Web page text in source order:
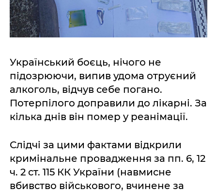
Український боєць, нічого не
підозрюючи, випив удома отруєний
алкоголь, відчув себе погано.
Потерпілого доправили до лікарні. За
кілька днів він помер у реанімації.
Слідчі за цими фактами відкрили
кримінальне провадження за пп. 6, 12
ч. 2 ст. 115 КК України (навмисне
вбивство військового, вчинене за